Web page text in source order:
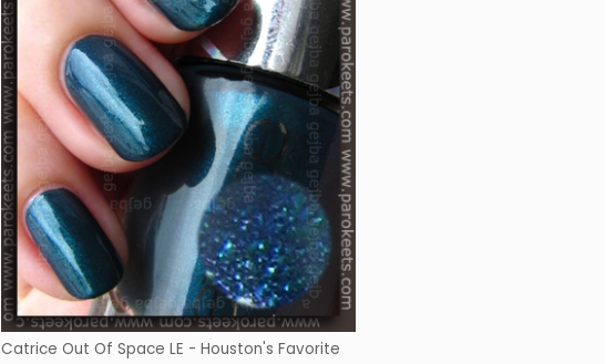
Catrice Out Of Space LE - Houston's Favorite